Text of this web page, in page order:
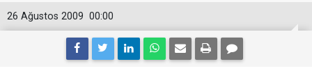
00:00
26 Ağustos 2009